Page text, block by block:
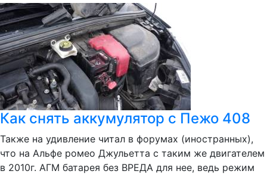
Как снять аккумулятор с Пежо 408
Также на удивление читал в форумах (иностранных),
что на Альфе ромео Джульетта с таким же двигателем
в 2010г. АГМ батарея без ВРЕДА для нее, ведь режим